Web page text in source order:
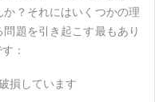
？それにはいくつかの理
題を引き起こす最もあり
：
損しています